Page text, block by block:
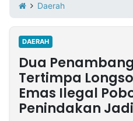
Iklan
Berita
Kami
Nasional
International
Olahraga
Entertainment
Daerah
Pariwisata
Kuliner
Kolom
Network
Daerah
DAERAH
Dua
Tertimpa
Emas Ilegal
Penindakan